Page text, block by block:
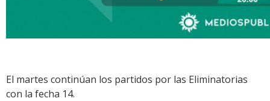
El martes continúan los partidos por las Eliminatorias
con la fecha 14.